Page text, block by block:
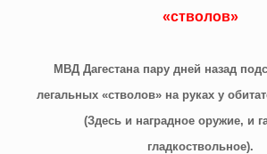
«стволов»
МВД Дагестана пару дней назад
легальных «стволов» на руках у
(Здесь и наградное оружие, и
гладкоствольное).